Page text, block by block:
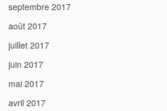
septembre 2017
août 2017
juillet 2017
juin 2017
mai 2017
avril 2017